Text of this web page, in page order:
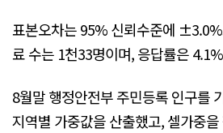
표본오차는 95% 신뢰수준에
료 수는 1천33명이며, 응답률은
8월말 행정안전부 주민등록 인구를
지역별 가중값을 산출했고, 셀가중